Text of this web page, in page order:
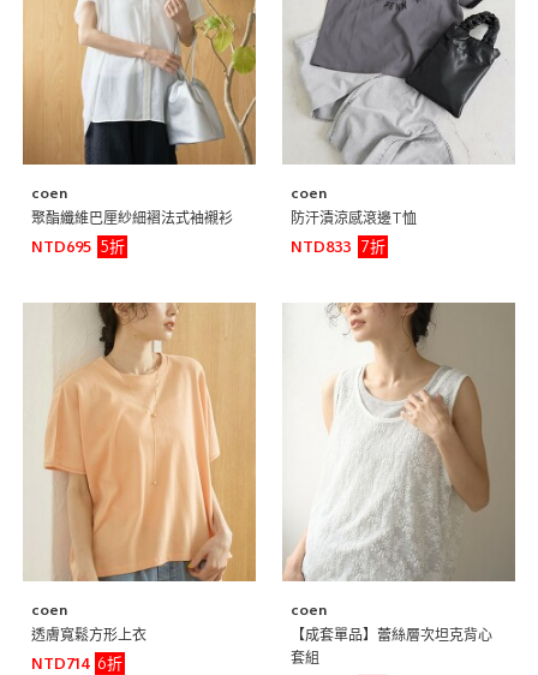
coen
聚酯纖維巴厘紗細褶法式袖襯衫
NTD695
5折
coen
防汗漬涼感滾邊T恤
NTD833
7折
coen
透膚寬鬆方形上衣
NTD714
6折
coen
【成套單品】蕾絲層次坦克背心
套組